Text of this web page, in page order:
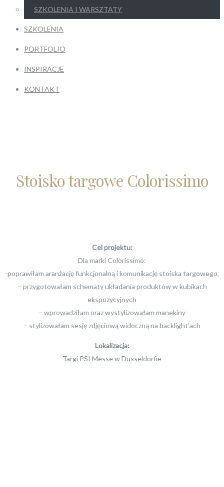
SZKOLENIA I WARSZTATY
SZKOLENIA
PORTFOLIO
INSPIRACJE
KONTAKT
Stoisko targowe Colorissimo
Cel projektu:
Dla marki Colorissimo:
-poprawiłam aranżację funkcjonalną i komunikację stoiska targowego,
– przygotowałam schematy układania produktów w kubikach
ekspozycyjnych
– wprowadziłam oraz wystylizowałam manekiny
– stylizowałam sesję zdjęciową widoczną na backlight’ach
Lokalizacja:
Targi PSI Messe w Dusseldorfie